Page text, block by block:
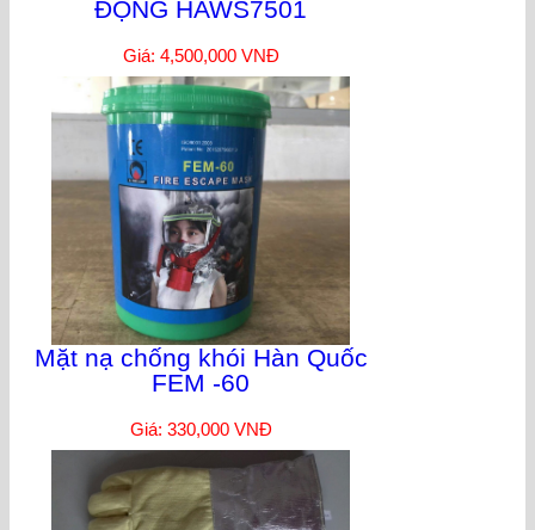
ĐỘNG HAWS7501
Giá: 4,500,000 VNĐ
Mặt nạ chống khói Hàn Quốc
FEM -60
Giá: 330,000 VNĐ